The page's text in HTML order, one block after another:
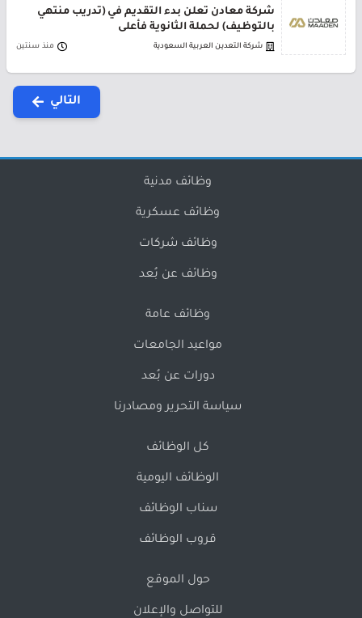
شركة معادن تعلن بدء التقديم في (تدريب منتهي
بالتوظيف) لحملة الثانوية فأعلى
شركة التعدين العربية السعودية منذ سنتين
التالي
وظائف مدنية
وظائف عسكرية
وظائف شركات
وظائف عن بُعد
وظائف عامة
مواعيد الجامعات
دورات عن بُعد
سياسة التحرير ومصادرنا
كل الوظائف
الوظائف اليومية
سناب الوظائف
قروب الوظائف
حول الموقع
للتواصل والإعلان